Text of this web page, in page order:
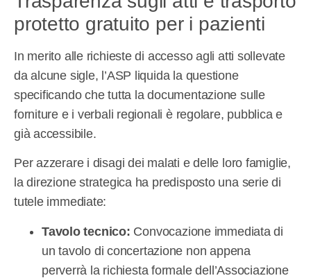
protetto gratuito per i pazienti
In merito alle richieste di accesso agli atti sollevate
da alcune sigle, l’ASP liquida la questione
specificando che tutta la documentazione sulle
forniture e i verbali regionali è regolare, pubblica e
già accessibile.
Per azzerare i disagi dei malati e delle loro famiglie,
la direzione strategica ha predisposto una serie di
tutele immediate:
Tavolo tecnico: Convocazione immediata di
un tavolo di concertazione non appena
perverrà la richiesta formale dell’Associazione